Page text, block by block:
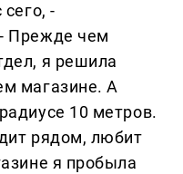
-
Прежде чем
я решила
магазине. А
10 метров.
рядом, любит
я пробыла